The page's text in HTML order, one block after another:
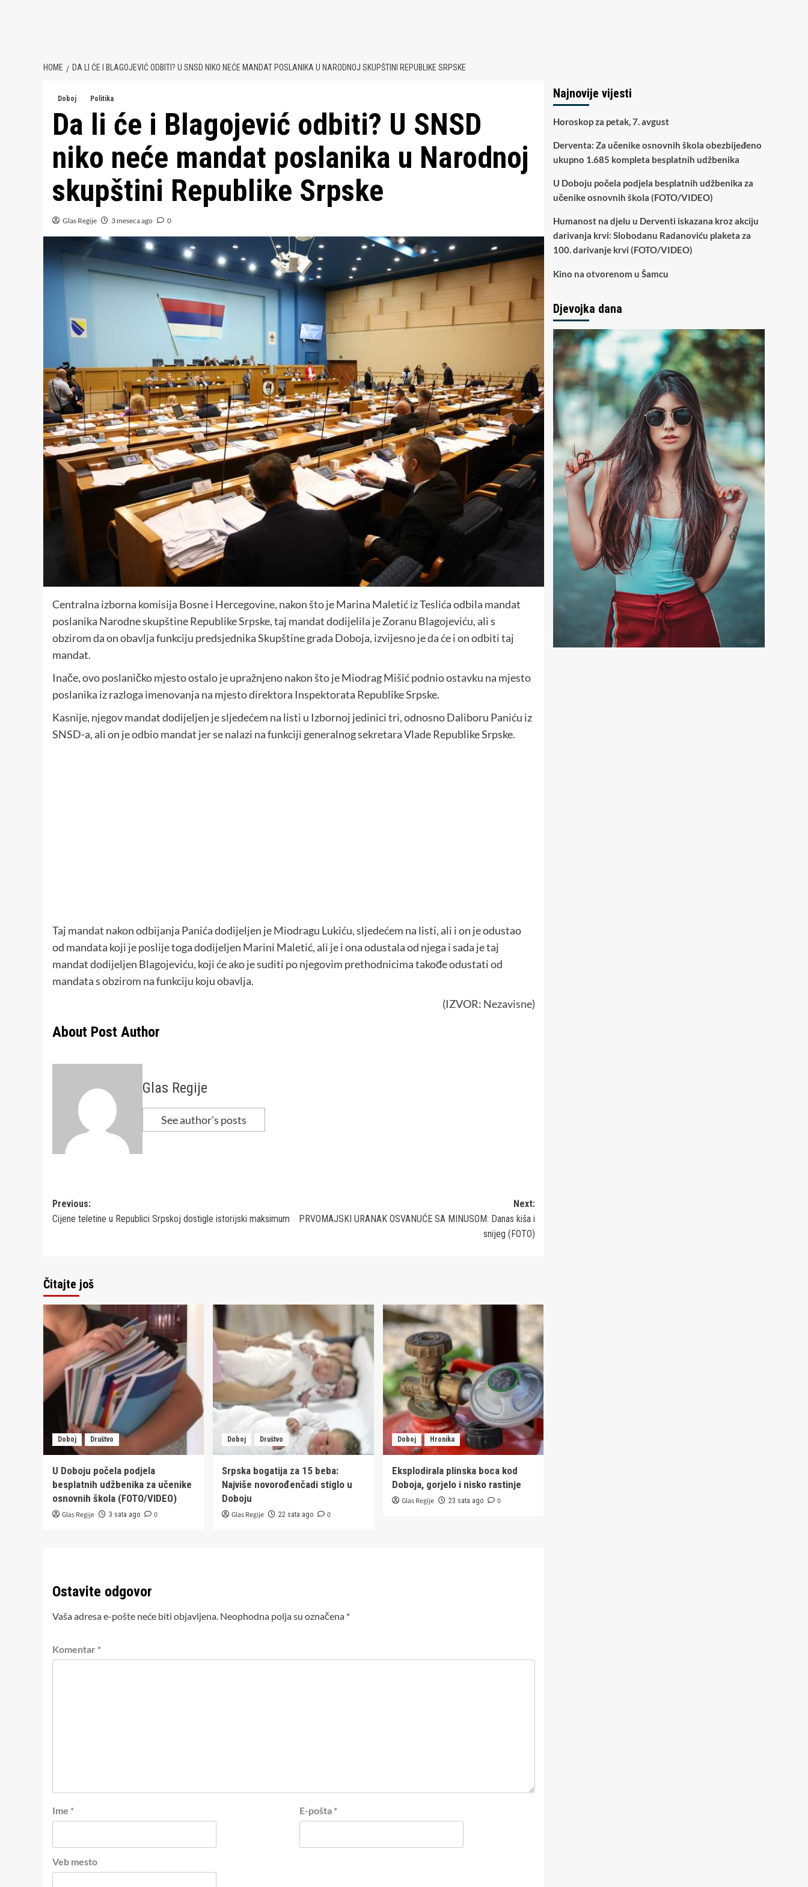
HOME DA LI ĆE I BLAGOJEVIĆ ODBITI? U SNSD NIKO NEĆE MANDAT POSLANIKA U NARODNOJ SKUPŠTINI REPUBLIKE SRPSKE
Doboj Politika
Da li će i Blagojević odbiti? U SNSD
niko neće mandat poslanika u Narodnoj
skupštini Republike Srpske
Glas Regije 3 meseca ago 0
Centralna izborna komisija Bosne i Hercegovine, nakon što je Marina Maletić iz Teslića odbila mandat
poslanika Narodne skupštine Republike Srpske, taj mandat dodijelila je Zoranu Blagojeviću, ali s
obzirom da on obavlja funkciju predsjednika Skupštine grada Doboja, izvijesno je da će i on odbiti taj
mandat.
Inače, ovo poslaničko mjesto ostalo je upražnjeno nakon što je Miodrag Mišić podnio ostavku na mjesto
poslanika iz razloga imenovanja na mjesto direktora Inspektorata Republike Srpske.
Kasnije, njegov mandat dodijeljen je sljedećem na listi u Izbornoj jedinici tri, odnosno Daliboru Paniću iz
SNSD-a, ali on je odbio mandat jer se nalazi na funkciji generalnog sekretara Vlade Republike Srpske.
Taj mandat nakon odbijanja Panića dodijeljen je Miodragu Lukiću, sljedećem na listi, ali i on je odustao
od mandata koji je poslije toga dodijeljen Marini Maletić, ali je i ona odustala od njega i sada je taj
mandat dodijeljen Blagojeviću, koji će ako je suditi po njegovim prethodnicima takođe odustati od
mandata s obzirom na funkciju koju obavlja.
(IZVOR: Nezavisne)
About Post Author
Glas Regije
See author's posts
Post
navigation
Previous:
Cijene teletine u Republici Srpskoj dostigle istorijski maksimum
Next:
PRVOMAJSKI URANAK OSVANUĆE SA MINUSOM: Danas kiša i
snijeg (FOTO)
Čitajte još
Doboj Društvo
U Doboju počela podjela
besplatnih udžbenika za učenike
osnovnih škola (FOTO/VIDEO)
Glas Regije 3 sata ago 0
Doboj Društvo
Srpska bogatija za 15 beba:
Najviše novorođenčadi stiglo u
Doboju
Glas Regije 22 sata ago 0
Doboj Hronika
Eksplodirala plinska boca kod
Doboja, gorjelo i nisko rastinje
Glas Regije 23 sata ago 0
Ostavite odgovor
Vaša adresa e-pošte neće biti objavljena. Neophodna polja su označena *
Komentar *
Ime * E-pošta *
Veb mesto
Najnovije vijesti
Horoskop za petak, 7. avgust
Derventa: Za učenike osnovnih škola obezbijeđeno
ukupno 1.685 kompleta besplatnih udžbenika
U Doboju počela podjela besplatnih udžbenika za
učenike osnovnih škola (FOTO/VIDEO)
Humanost na djelu u Derventi iskazana kroz akciju
darivanja krvi: Slobodanu Radanoviću plaketa za
100. darivanje krvi (FOTO/VIDEO)
Kino na otvorenom u Šamcu
Djevojka dana